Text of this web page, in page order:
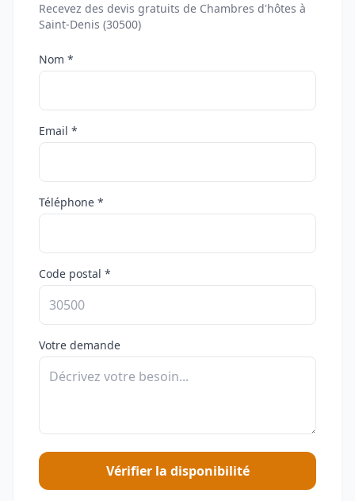
Recevez des devis gratuits de Chambres d'hôtes à
Saint-Denis (30500)
Nom *
Email *
Téléphone *
Code postal *
Votre demande
Vérifier la disponibilité